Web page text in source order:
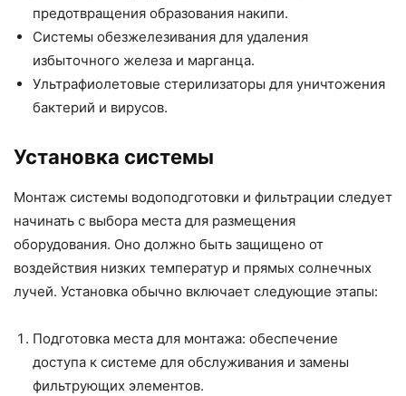
предотвращения образования накипи.
Системы обезжелезивания для удаления
избыточного железа и марганца.
Ультрафиолетовые стерилизаторы для уничтожения
бактерий и вирусов.
Установка системы
Монтаж системы водоподготовки и фильтрации следует
начинать с выбора места для размещения
оборудования. Оно должно быть защищено от
воздействия низких температур и прямых солнечных
лучей. Установка обычно включает следующие этапы:
Подготовка места для монтажа: обеспечение
доступа к системе для обслуживания и замены
фильтрующих элементов.